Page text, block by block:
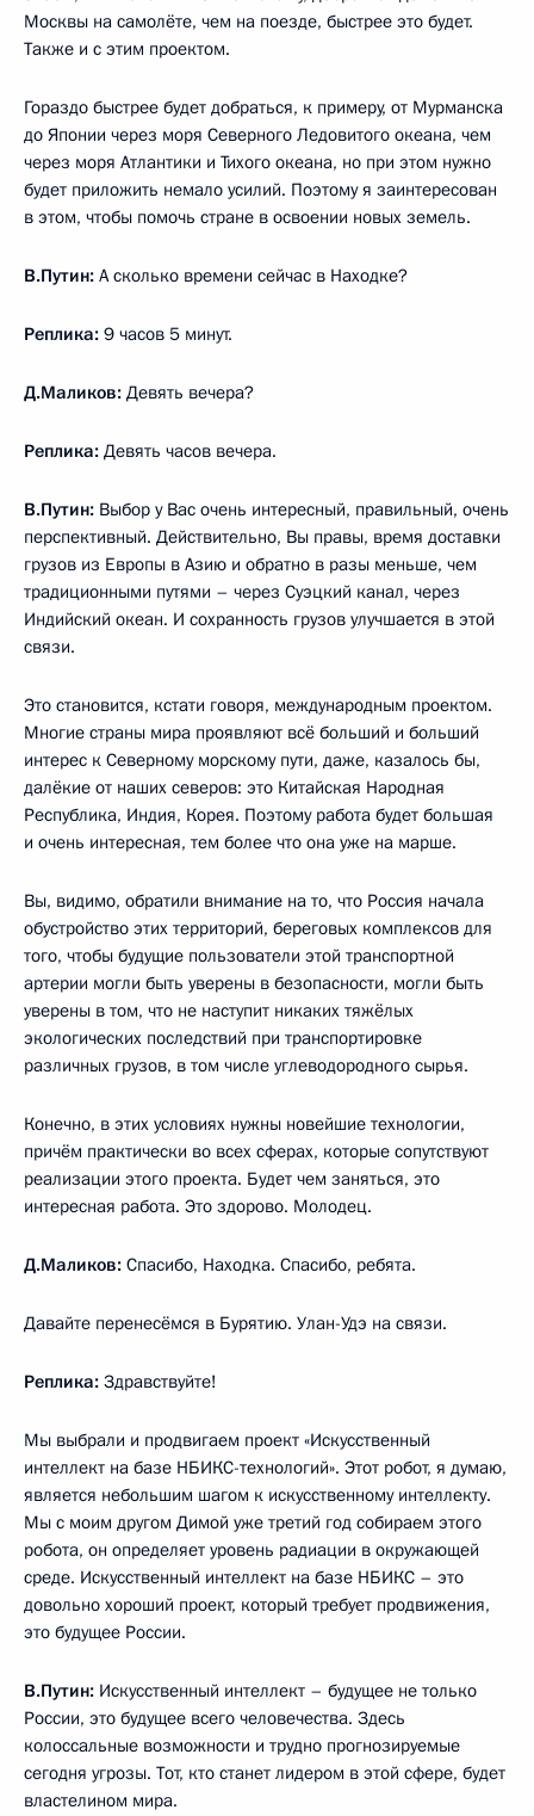
Москвы на самолёте, чем на поезде, быстрее это будет.
Также и с этим проектом.
Гораздо быстрее будет добраться, к примеру, от Мурманска
до Японии через моря Северного Ледовитого океана, чем
через моря Атлантики и Тихого океана, но при этом нужно
будет приложить немало усилий. Поэтому я заинтересован
в этом, чтобы помочь стране в освоении новых земель.
В.Путин: А сколько времени сейчас в Находке?
Реплика: 9 часов 5 минут.
Д.Маликов: Девять вечера?
Реплика: Девять часов вечера.
В.Путин: Выбор у Вас очень интересный, правильный, очень
перспективный. Действительно, Вы правы, время доставки
грузов из Европы в Азию и обратно в разы меньше, чем
традиционными путями – через Суэцкий канал, через
Индийский океан. И сохранность грузов улучшается в этой
связи.
Это становится, кстати говоря, международным проектом.
Многие страны мира проявляют всё больший и больший
интерес к Северному морскому пути, даже, казалось бы,
далёкие от наших северов: это Китайская Народная
Республика, Индия, Корея. Поэтому работа будет большая
и очень интересная, тем более что она уже на марше.
Вы, видимо, обратили внимание на то, что Россия начала
обустройство этих территорий, береговых комплексов для
того, чтобы будущие пользователи этой транспортной
артерии могли быть уверены в безопасности, могли быть
уверены в том, что не наступит никаких тяжёлых
экологических последствий при транспортировке
различных грузов, в том числе углеводородного сырья.
Конечно, в этих условиях нужны новейшие технологии,
причём практически во всех сферах, которые сопутствуют
реализации этого проекта. Будет чем заняться, это
интересная работа. Это здорово. Молодец.
Д.Маликов: Спасибо, Находка. Спасибо, ребята.
Давайте перенесёмся в Бурятию. Улан-Удэ на связи.
Реплика: Здравствуйте!
Мы выбрали и продвигаем проект «Искусственный
интеллект на базе НБИКС-технологий». Этот робот, я думаю,
является небольшим шагом к искусственному интеллекту.
Мы с моим другом Димой уже третий год собираем этого
робота, он определяет уровень радиации в окружающей
среде. Искусственный интеллект на базе НБИКС – это
довольно хороший проект, который требует продвижения,
это будущее России.
В.Путин: Искусственный интеллект – будущее не только
России, это будущее всего человечества. Здесь
колоссальные возможности и трудно прогнозируемые
сегодня угрозы. Тот, кто станет лидером в этой сфере, будет
властелином мира.